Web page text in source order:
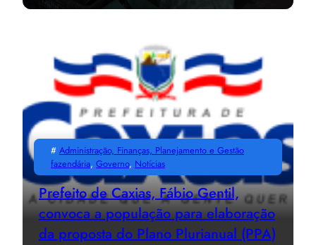
# Administração, Finanças, Planejamento e Gestão
fazendária, Governo, Notícias
Prefeito de Caxias, Fábio Gentil,
convoca a população para elaboração
da proposta do Plano Plurianual (PPA)